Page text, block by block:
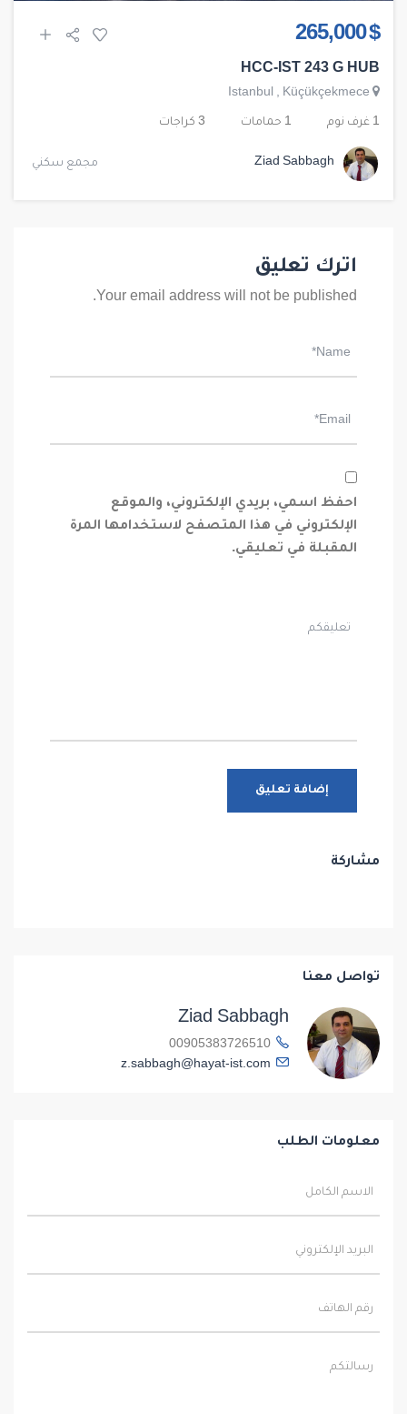
$ 265,000
HCC-IST 243 G HUB
Istanbul , Küçükçekmece
1 غرف نوم 1 حمامات 3 كراجات
Ziad Sabbagh مجمع سكني
اترك تعليق
Your email address will not be published.
احفظ اسمي، بريدي الإلكتروني، والموقع
الإلكتروني في هذا المتصفح لاستخدامها المرة
المقبلة في تعليقي.
مشاركة
تواصل معنا
Ziad Sabbagh
z.sabbagh@hayat-ist.com
معلومات الطلب